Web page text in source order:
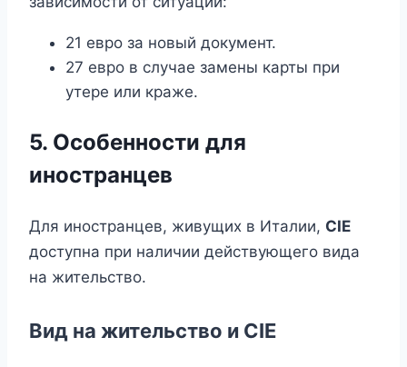
21 евро за новый документ.
27 евро в случае замены карты при
утере или краже.
5. Особенности для
иностранцев
Для иностранцев, живущих в Италии, CIE
доступна при наличии действующего вида
на жительство.
Вид на жительство и CIE